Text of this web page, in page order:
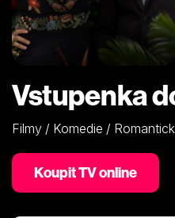
Vstupenka
Filmy / Komedie /
Koupit TV online